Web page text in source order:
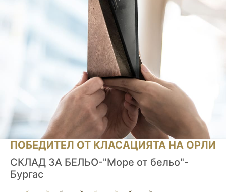
ПОБЕДИТЕЛ ОТ КЛАСАЦИЯТА НА ОРЛИ
СКЛАД ЗА БЕЛЬО-"Море от бельо"-
Бургас